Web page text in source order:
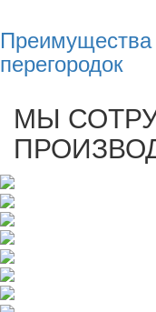
перегородок
МЫ